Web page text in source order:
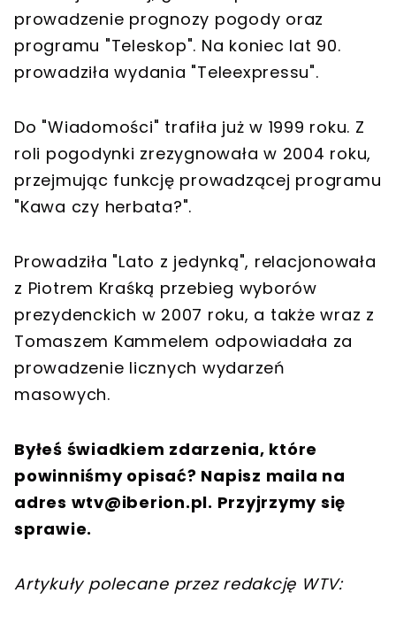
prowadzenie prognozy pogody oraz
programu "Teleskop". Na koniec lat 90.
prowadziła wydania "Teleexpressu".
Do "Wiadomości" trafiła już w 1999 roku. Z
roli pogodynki zrezygnowała w 2004 roku,
przejmując funkcję prowadzącej programu
"Kawa czy herbata?".
Prowadziła "Lato z jedynką", relacjonowała
z Piotrem Kraśką przebieg wyborów
prezydenckich w 2007 roku, a także wraz z
Tomaszem Kammelem odpowiadała za
prowadzenie licznych wydarzeń
masowych.
Byłeś świadkiem zdarzenia, które
powinniśmy opisać? Napisz maila na
adres wtv@iberion.pl. Przyjrzymy się
sprawie.
Artykuły polecane przez redakcję WTV: